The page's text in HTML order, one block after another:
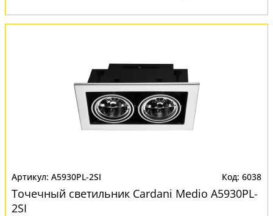
A5930PL-2SI 6038
Точечный светильник Cardani Medio A5930PL-
2SI